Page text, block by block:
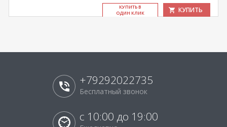
КУ­ПИТЬ В
ОДИН КЛИК
КУПИТЬ
+79292022735
Бесплатный звонок
с 10:00 до 19:00